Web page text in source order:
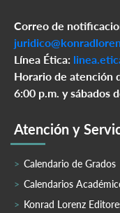
Correo de
Línea Ética:
Horario de atención
6:00 p.m. y sábados
Atención y
Calendario de Grados
Calendarios
Konrad Lorenz